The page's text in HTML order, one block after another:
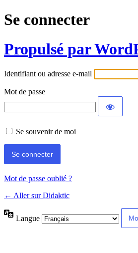
Se connecter
Propulsé par
Identifiant ou adresse e-mail
Mot de passe
Se souvenir de moi
Mot de passe oublié ?
← Aller sur Didaktic
Langue